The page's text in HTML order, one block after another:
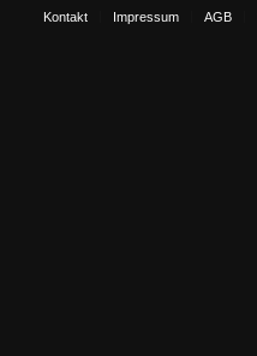
Kontakt Impressum AGB